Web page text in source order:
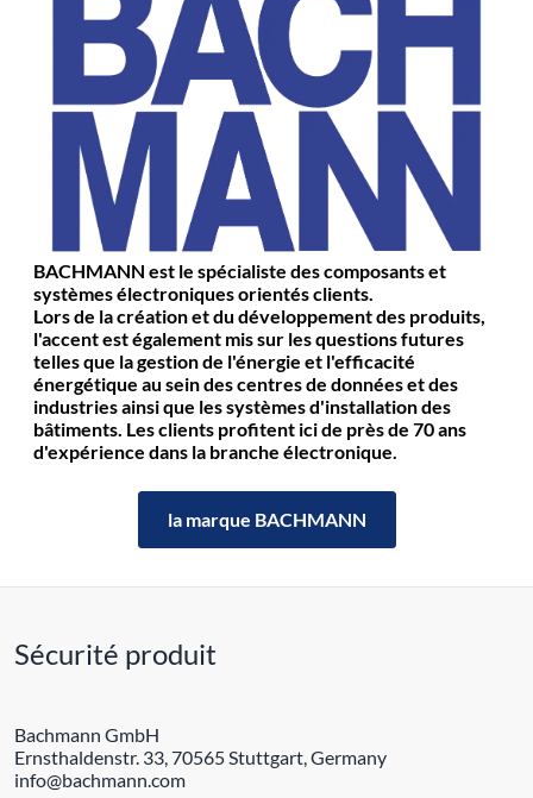
BACHMANN est le spécialiste des composants et
systèmes électroniques orientés clients.
Lors de la création et du développement des produits,
l'accent est également mis sur les questions futures
telles que la gestion de l'énergie et l'efficacité
énergétique au sein des centres de données et des
industries ainsi que les systèmes d'installation des
bâtiments. Les clients profitent ici de près de 70 ans
d'expérience dans la branche électronique.
la marque BACHMANN
Sécurité produit
Bachmann GmbH
Ernsthaldenstr. 33, 70565 Stuttgart, Germany
info@bachmann.com